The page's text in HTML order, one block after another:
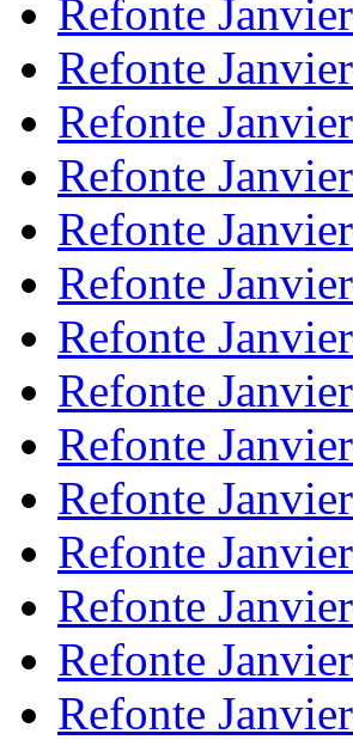
Refonte
Refonte
Refonte
Refonte
Refonte
Refonte
Refonte
Refonte
Refonte
Refonte
Refonte
Refonte
Refonte
Refonte